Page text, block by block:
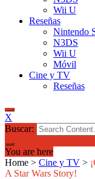
Wii U
Reseñas
Nintendo
N3DS
Wii U
Móvil
Cine y TV
Reseñas
X
Buscar:
You are here
Home > Cine y TV >
A Star Wars Story!